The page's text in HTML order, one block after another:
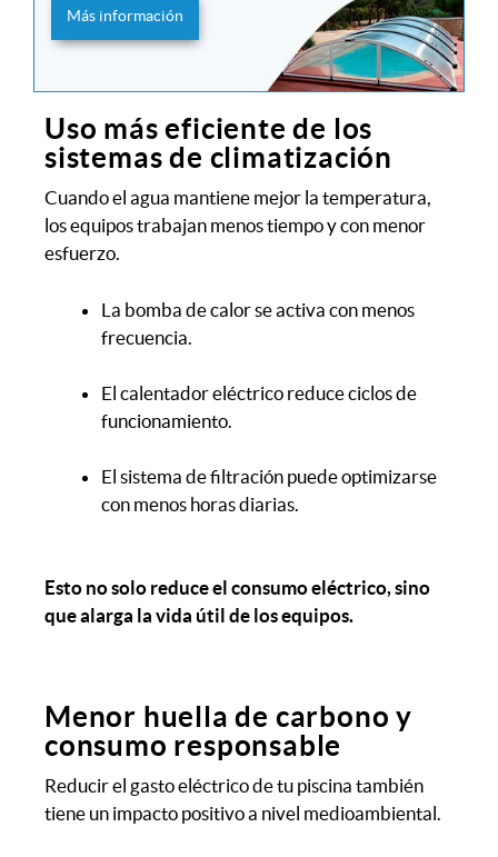
Más información
Uso más eficiente de los
sistemas de climatización
Cuando el agua mantiene mejor la temperatura,
los equipos trabajan menos tiempo y con menor
esfuerzo.
La bomba de calor se activa con menos
frecuencia.
El calentador eléctrico reduce ciclos de
funcionamiento.
El sistema de filtración puede optimizarse
con menos horas diarias.
Esto no solo reduce el consumo eléctrico, sino
que alarga la vida útil de los equipos.
Menor huella de carbono y
consumo responsable
Reducir el gasto eléctrico de tu piscina también
tiene un impacto positivo a nivel medioambiental.